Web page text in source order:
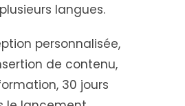
langues.
personnalisée,
de contenu,
30 jours